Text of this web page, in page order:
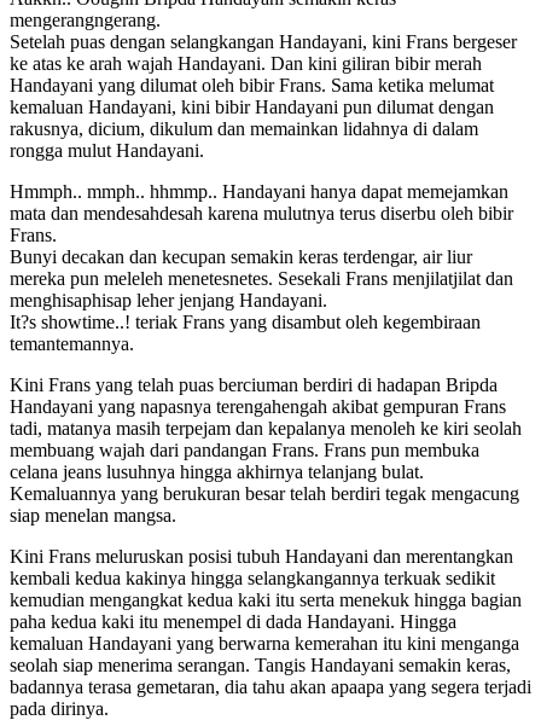
mengerangngerang.
Setelah puas dengan selangkangan Handayani, kini Frans bergeser
ke atas ke arah wajah Handayani. Dan kini giliran bibir merah
Handayani yang dilumat oleh bibir Frans. Sama ketika melumat
kemaluan Handayani, kini bibir Handayani pun dilumat dengan
rakusnya, dicium, dikulum dan memainkan lidahnya di dalam
rongga mulut Handayani.
Hmmph.. mmph.. hhmmp.. Handayani hanya dapat memejamkan
mata dan mendesahdesah karena mulutnya terus diserbu oleh bibir
Frans.
Bunyi decakan dan kecupan semakin keras terdengar, air liur
mereka pun meleleh menetesnetes. Sesekali Frans menjilatjilat dan
menghisaphisap leher jenjang Handayani.
It?s showtime..! teriak Frans yang disambut oleh kegembiraan
temantemannya.
Kini Frans yang telah puas berciuman berdiri di hadapan Bripda
Handayani yang napasnya terengahengah akibat gempuran Frans
tadi, matanya masih terpejam dan kepalanya menoleh ke kiri seolah
membuang wajah dari pandangan Frans. Frans pun membuka
celana jeans lusuhnya hingga akhirnya telanjang bulat.
Kemaluannya yang berukuran besar telah berdiri tegak mengacung
siap menelan mangsa.
Kini Frans meluruskan posisi tubuh Handayani dan merentangkan
kembali kedua kakinya hingga selangkangannya terkuak sedikit
kemudian mengangkat kedua kaki itu serta menekuk hingga bagian
paha kedua kaki itu menempel di dada Handayani. Hingga
kemaluan Handayani yang berwarna kemerahan itu kini menganga
seolah siap menerima serangan. Tangis Handayani semakin keras,
badannya terasa gemetaran, dia tahu akan apaapa yang segera terjadi
pada dirinya.